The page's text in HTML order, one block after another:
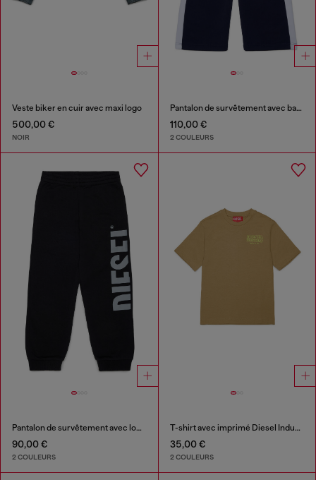
Veste biker en cuir avec maxi logo
500,00 €
NOIR
Pantalon de survêtement avec bandes latérales
110,00 €
2 COULEURS
Pantalon de survêtement avec logo découpé imprimé
90,00 €
2 COULEURS
T-shirt avec imprimé Diesel Industry
35,00 €
2 COULEURS